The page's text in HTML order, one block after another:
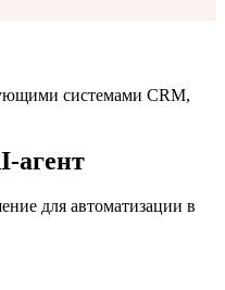
системами CRM,
агент
для автоматизации в